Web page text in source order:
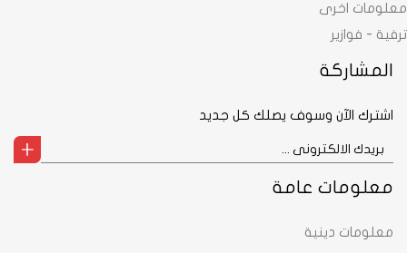
معلومات عامة
معلومات دينية
معلومات اخرى
ترفية - فوازير
المشاركة
اشترك الآن وسوف يصلك كل جديد